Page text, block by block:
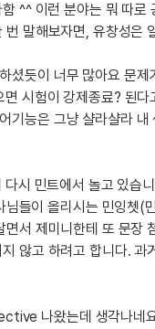
^^ 이런 분야는 뭐 따
번 말해보자면, 유창성은
셨듯이 너무 많아요 문
면 시험이 강제종료? 된
기능은 그냥 샬라샬라
시 민트에서 놀고 있습
들이 올리시는 민잉쳇(
면서 제미니한테 또 문장
않고 하려고 합니다.
나왔는데 생각나네